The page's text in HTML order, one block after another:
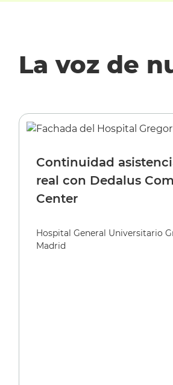
La voz de
Continuidad
real con Dedalus
Center
Hospital General Universitario
Madrid